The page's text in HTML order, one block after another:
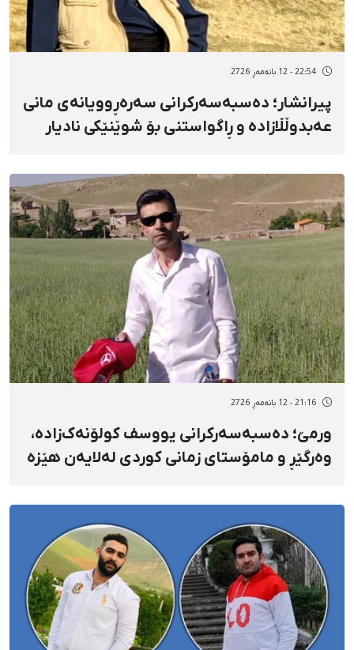
22:54 - 12 بانەمەڕ 2726
پیرانشار؛ دەسبەسەرکرانی سەرەڕوویانەی مانی
عەبدوڵڵازادە و ڕاگواستنی بۆ شوێنێکی نادیار
21:16 - 12 بانەمەڕ 2726
ورمێ؛ دەسبەسەرکرانی یووسف کولۆنەک‌زاده،
وەرگێڕ و مامۆستای زمانی کوردی لەلایەن هێزە